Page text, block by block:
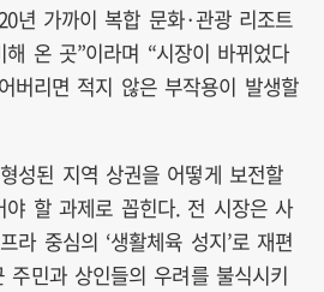
년 가까이 복합 문화·관광 리조트
온 곳”이라며 “시장이 바뀌었다
버리면 적지 않은 부작용이 발생할
성된 지역 상권을 어떻게 보전할
야 할 과제로 꼽힌다. 전 시장은 사
라 중심의 ‘생활체육 성지’로 재편
주민과 상인들의 우려를 불식시키